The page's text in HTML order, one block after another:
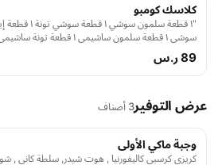
كلاسك كومبو
"١ قطعة سلمون سوشي ١ قطعة سوشي
إيبي ساشيمي ٤ قطع سلمون ماكي "
89 ر.س
عرض التوفير3 أصناف
وجبة ماكي الأولى
كريزي كرسبي كاليفورنيا , هوت شيدر, سلطة كاني ,